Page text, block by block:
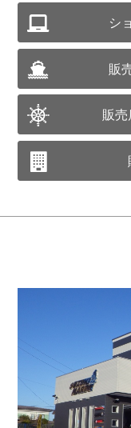
シ
販
販売